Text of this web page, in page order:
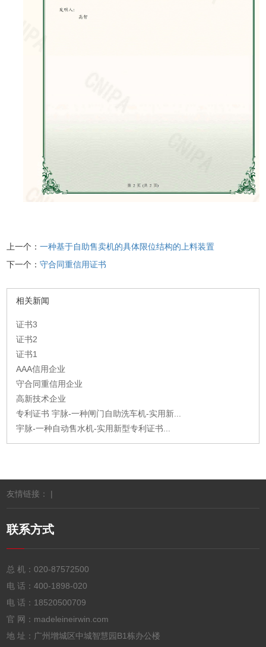
上一个：一种基于自助售卖机的具体限位结构的上料装置
下一个：守合同重信用证书
相关新闻
证书3
证书2
证书1
AAA信用企业
守合同重信用企业
高新技术企业
专利证书 宇脉-一种闸门自助洗车机-实用新...
宇脉-一种自动售水机-实用新型专利证书...
友情链接： |
联系方式
总 机：020-87572500
电 话：400-1898-020
电 话： 18520500709
官 网：madeleineirwin.com
地 址：广州增城区中城智慧园B1栋办公楼